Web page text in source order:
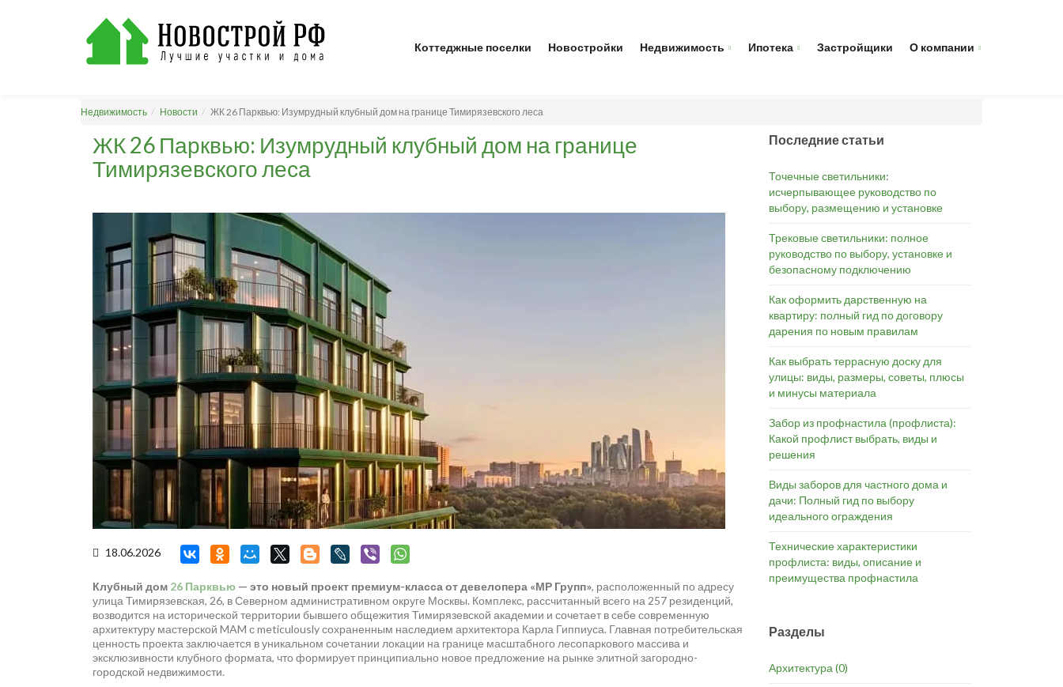
Коттеджные поселки Новостройки Недвижимость Ипотека Застройщики О компании
Недвижимость Новости ЖК 26 Парквью: Изумрудный клубный дом на границе Тимирязевского леса
ЖК 26 Парквью: Изумрудный клубный дом на границе
Тимирязевского леса
18.06.2026
Клубный дом 26 Парквью — это новый проект премиум-класса от девелопера «МР Групп», расположенный по адресу
улица Тимирязевская, 26, в Северном административном округе Москвы. Комплекс, рассчитанный всего на 257 резиденций,
возводится на исторической территории бывшего общежития Тимирязевской академии и сочетает в себе современную
архитектуру мастерской MAM с meticulously сохраненным наследием архитектора Карла Гиппиуса. Главная потребительская
ценность проекта заключается в уникальном сочетании локации на границе масштабного лесопаркового массива и
эксклюзивности клубного формата, что формирует принципиально новое предложение на рынке элитной загородно-
городской недвижимости.
Последние статьи
Точечные светильники:
исчерпывающее руководство по
выбору, размещению и установке
Трековые светильники: полное
руководство по выбору, установке и
безопасному подключению
Как оформить дарственную на
квартиру: полный гид по договору
дарения по новым правилам
Как выбрать террасную доску для
улицы: виды, размеры, советы, плюсы
и минусы материала
Забор из профнастила (профлиста):
Какой профлист выбрать, виды и
решения
Виды заборов для частного дома и
дачи: Полный гид по выбору
идеального ограждения
Технические характеристики
профлиста: виды, описание и
преимущества профнастила
Разделы
Архитектура (0)